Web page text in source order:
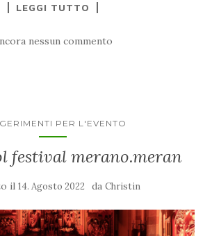
LEGGI TUTTO
nessun commento
PER L'EVENTO
festival merano.meran
il 14. Agosto 2022 da Christin